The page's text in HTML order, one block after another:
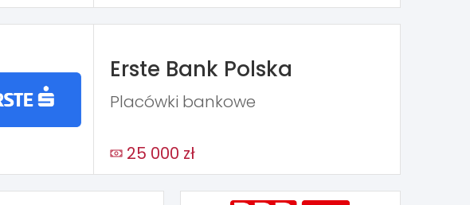
Erste Bank Polska
Placówki bankowe
25 000 zł